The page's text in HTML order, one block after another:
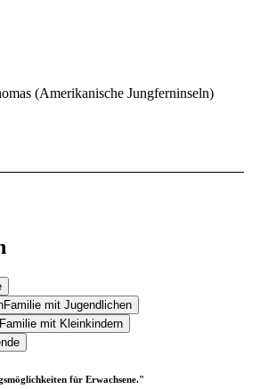
(Amerikanische Jungferninseln)
Familie mit Jugendlichen
Familie mit Kleinkindern
für Erwachsene."